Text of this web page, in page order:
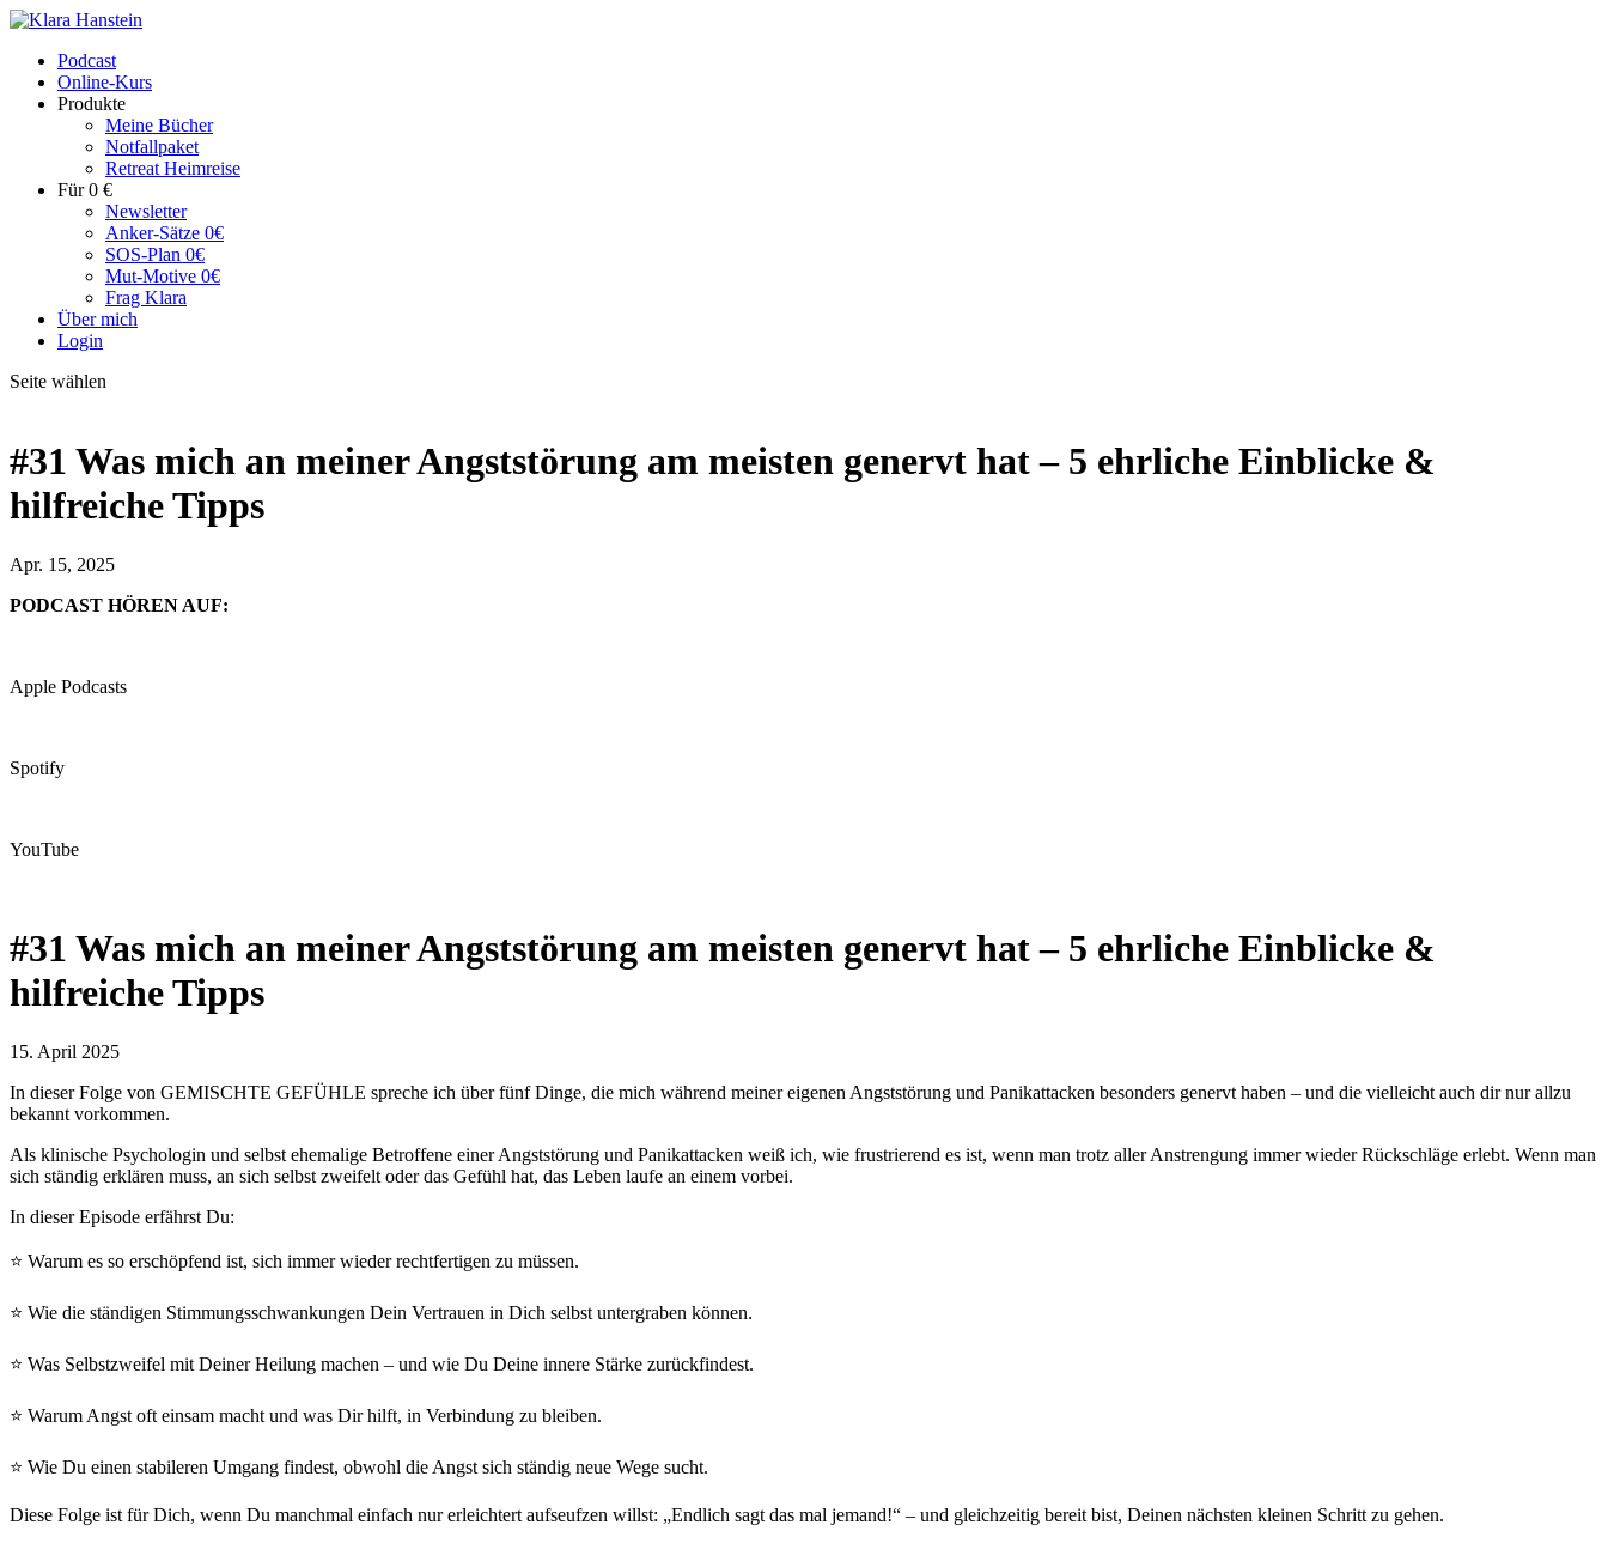
Podcast
Online-Kurs
Produkte
Meine Bücher
Notfallpaket
Retreat Heimreise
Für 0 €
Newsletter
Anker-Sätze 0€
SOS-Plan 0€
Mut-Motive 0€
Frag Klara
Über mich
Login
Seite wählen
#31 Was mich an meiner Angststörung am meisten genervt hat – 5 ehrliche Einblicke &
hilfreiche Tipps
Apr. 15, 2025
PODCAST HÖREN AUF:
Apple Podcasts
Spotify
YouTube
#31 Was mich an meiner Angststörung am meisten genervt hat – 5 ehrliche Einblicke &
hilfreiche Tipps
15. April 2025
In dieser Folge von GEMISCHTE GEFÜHLE spreche ich über fünf Dinge, die mich während meiner eigenen Angststörung und Panikattacken besonders genervt haben – und die vielleicht auch dir nur allzu
bekannt vorkommen.
Als klinische Psychologin und selbst ehemalige Betroffene einer Angststörung und Panikattacken weiß ich, wie frustrierend es ist, wenn man trotz aller Anstrengung immer wieder Rückschläge erlebt. Wenn man
sich ständig erklären muss, an sich selbst zweifelt oder das Gefühl hat, das Leben laufe an einem vorbei.
In dieser Episode erfährst Du:
⭐ Warum es so erschöpfend ist, sich immer wieder rechtfertigen zu müssen.
⭐ Wie die ständigen Stimmungsschwankungen Dein Vertrauen in Dich selbst untergraben können.
⭐ Was Selbstzweifel mit Deiner Heilung machen – und wie Du Deine innere Stärke zurückfindest.
⭐ Warum Angst oft einsam macht und was Dir hilft, in Verbindung zu bleiben.
⭐ Wie Du einen stabileren Umgang findest, obwohl die Angst sich ständig neue Wege sucht.
Diese Folge ist für Dich, wenn Du manchmal einfach nur erleichtert aufseufzen willst: „Endlich sagt das mal jemand!“ – und gleichzeitig bereit bist, Deinen nächsten kleinen Schritt zu gehen.